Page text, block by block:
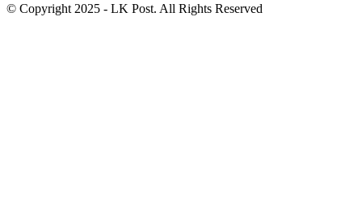
© Copyright 2025 - LK Post. All Rights Reserved